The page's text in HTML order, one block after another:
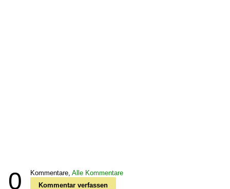
0 Kommentare, Alle Kommentare
Kommentar verfassen